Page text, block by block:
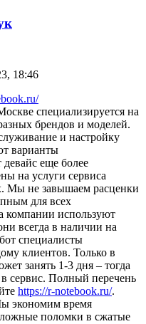
18:46
специализируется на
брендов и моделей.
и настройку
варианты
еще более
на услуги сервиса
Мы не завышаем расценки
для всех
компании используют
всегда в наличии на
специалисты
клиентов. Только в
занять 1-3 дня – тогда
в сервис. Полный перечень
https://r-notebook.ru/.
экономим время
поломки в сжатые